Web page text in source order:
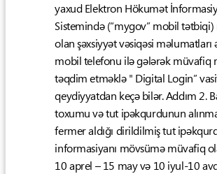
yaxud Elektron Hökumət
Sistemində (“mygov” mobil
olan şəxsiyyət vəsiqəsi məlumatları
mobil telefonu ilə gələrək müvafiq
təqdim etməklə " Digital Login”
qeydiyyatdan keçə bilər. Addım 2.
toxumu və tut ipəkqurdunun
fermer aldığı dirildilmiş tut
informasiyanı mövsümə müvafiq
10 aprel – 15 may və 10 iyul-10